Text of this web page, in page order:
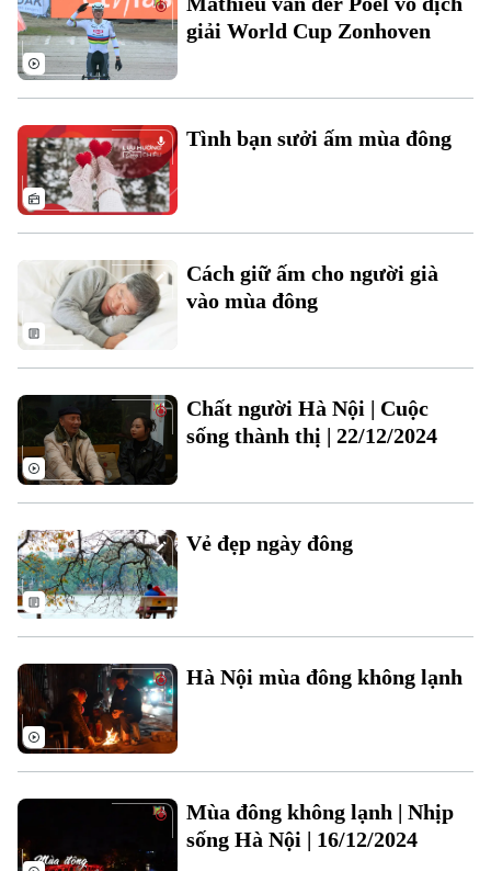
Theo dõi Hà Nội On
Đất đai
Kinh nghiệm
Xe máy
Thị trường
Tuyển sinh
Hướng nghiệp
Tin tức
Di tích
Sức khỏe
Dinh dưỡng
Tư vấn sức khỏe
Bóng đá
Quần vợt
Giải trí
Tin tức
Sao
Điện ảnh
Âm nhạc
Đã phát sóng
giải World Cup Zonhoven
Tình bạn sưởi ấm mùa đông
Cách giữ ấm cho người già
vào mùa đông
Chất người Hà Nội | Cuộc
sống thành thị | 22/12/2024
Vẻ đẹp ngày đông
Hà Nội mùa đông không lạnh
Mùa đông không lạnh | Nhịp
sống Hà Nội | 16/12/2024